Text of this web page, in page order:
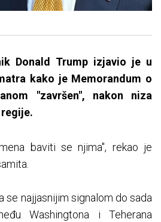
Donald Trump izjavio je u
kako je Memorandum o
"završen", nakon niza
baviti se njima", rekao je
se najjasnijim signalom do sada
Washingtona i Teherana